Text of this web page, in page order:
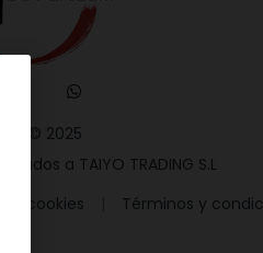
© 2025
a TAIYO TRADING S.L
cookies Términos y